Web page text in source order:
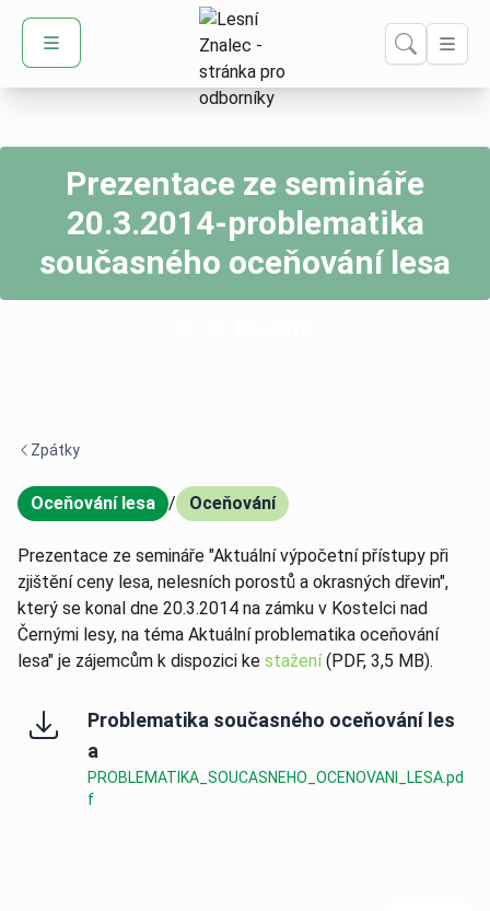
Domů – Lesní Znalec
Prezentace ze semináře
20.3.2014-problematika
současného oceňování lesa
Navigace zpět -
Zpátky
Oceňování lesa
,
/ Oceňování
Prezentace ze semináře "Aktuální výpočetní přístupy při
zjištění ceny lesa, nelesních porostů a okrasných dřevin",
který se konal dne 20.3.2014 na zámku v Kostelci nad
Černými lesy, na téma Aktuální problematika oceňování
lesa" je zájemcům k dispozici ke stažení(PDF, 3,5 MB).
Problematika současného oceňování les
a
PROBLEMATIKA_SOUCASNEHO_OCENOVANI_LESA.pd
f